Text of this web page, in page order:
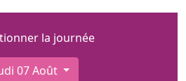
la journée
07 Août